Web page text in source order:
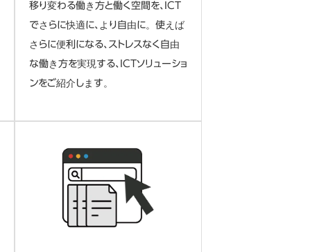
移り変わる働き方と働く空間を、ICT
でさらに快適に、より自由に。使えば
さらに便利になる、ストレスなく自由
な働き方を実現する、ICTソリューショ
ンをご紹介します。